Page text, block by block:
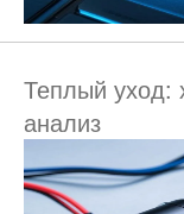
Теплый уход:
анализ